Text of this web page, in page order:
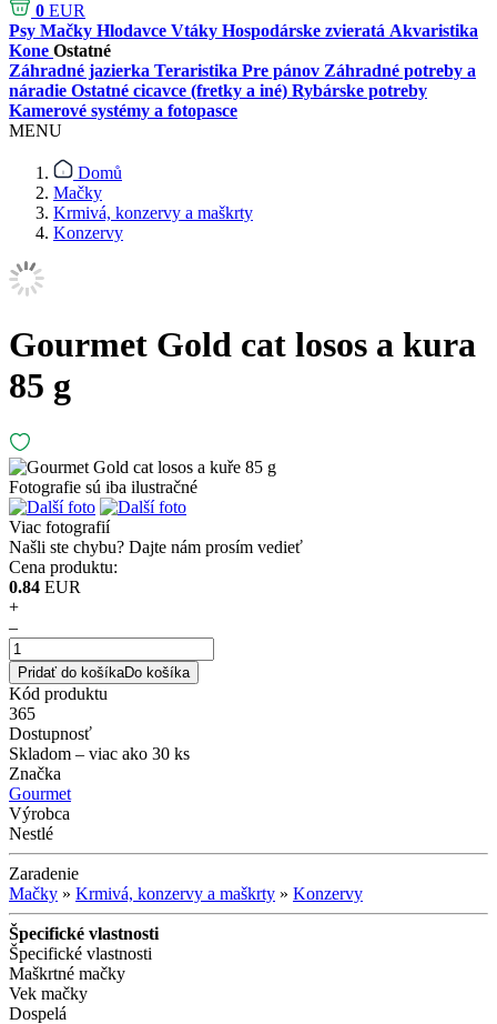
0 EUR
Psy Mačky Hlodavce Vtáky Hospodárske zvieratá Akvaristika
Kone Ostatné
Záhradné jazierka Teraristika Pre pánov Záhradné potreby a
náradie Ostatné cicavce (fretky a iné) Rybárske potreby
Kamerové systémy a fotopasce
MENU
Domů
Mačky
Krmivá, konzervy a maškrty
Konzervy
Gourmet Gold cat losos a kura
85 g
Fotografie sú iba ilustračné
Viac fotografií
Našli ste chybu? Dajte nám prosím vedieť
Cena produktu:
0.84 EUR
+
–
Pridať do košíkaDo košíka
Kód produktu
365
Dostupnosť
Skladom – viac ako 30 ks
Značka
Gourmet
Výrobca
Nestlé
Zaradenie
Mačky » Krmivá, konzervy a maškrty » Konzervy
Špecifické vlastnosti
Špecifické vlastnosti
Maškrtné mačky
Vek mačky
Dospelá